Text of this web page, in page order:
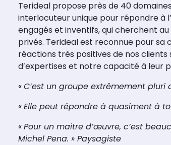
Terideal propose près de 40
interlocuteur unique pour répondre à
engagés et inventifs, qui cherchent
privés. Terideal est reconnue pour
réactions très positives de nos
d’expertises et notre capacité à leur
«C’est un groupe extrêmement pluri
«Elle peut répondre à quasiment à
«Pour un maitre d’œuvre, c’est
Michel Pena. » Paysagiste